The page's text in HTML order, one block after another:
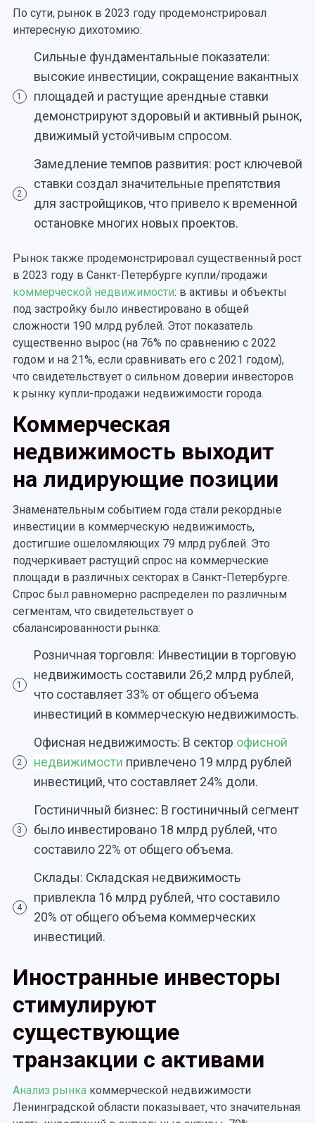
По сути, рынок в 2023 году продемонстрировал
интересную дихотомию:
1
Сильные фундаментальные показатели:
высокие инвестиции, сокращение вакантных
площадей и растущие арендные ставки
демонстрируют здоровый и активный рынок,
движимый устойчивым спросом.
2
Замедление темпов развития: рост ключевой
ставки создал значительные препятствия
для застройщиков, что привело к временной
остановке многих новых проектов.
Рынок также продемонстрировал существенный рост
в 2023 году в Санкт-Петербурге купли/продажи
коммерческой недвижимости: в активы и объекты
под застройку было инвестировано в общей
сложности 190 млрд рублей. Этот показатель
существенно вырос (на 76% по сравнению с 2022
годом и на 21%, если сравнивать его с 2021 годом),
что свидетельствует о сильном доверии инвесторов
к рынку купли-продажи недвижимости города.
Коммерческая
недвижимость выходит
на лидирующие позиции
Знаменательным событием года стали рекордные
инвестиции в коммерческую недвижимость,
достигшие ошеломляющих 79 млрд рублей. Это
подчеркивает растущий спрос на коммерческие
площади в различных секторах в Санкт-Петербурге.
Спрос был равномерно распределен по различным
сегментам, что свидетельствует о
сбалансированности рынка:
1
Розничная торговля: Инвестиции в торговую
недвижимость составили 26,2 млрд рублей,
что составляет 33% от общего объема
инвестиций в коммерческую недвижимость.
2
Офисная недвижимость: В сектор офисной
недвижимости привлечено 19 млрд рублей
инвестиций, что составляет 24% доли.
3
Гостиничный бизнес: В гостиничный сегмент
было инвестировано 18 млрд рублей, что
составило 22% от общего объема.
4
Склады: Складская недвижимость
привлекла 16 млрд рублей, что составило
20% от общего объема коммерческих
инвестиций.
Иностранные инвесторы
стимулируют
существующие
транзакции с активами
Анализ рынкакоммерческой недвижимости
Ленинградской области показывает, что значительная